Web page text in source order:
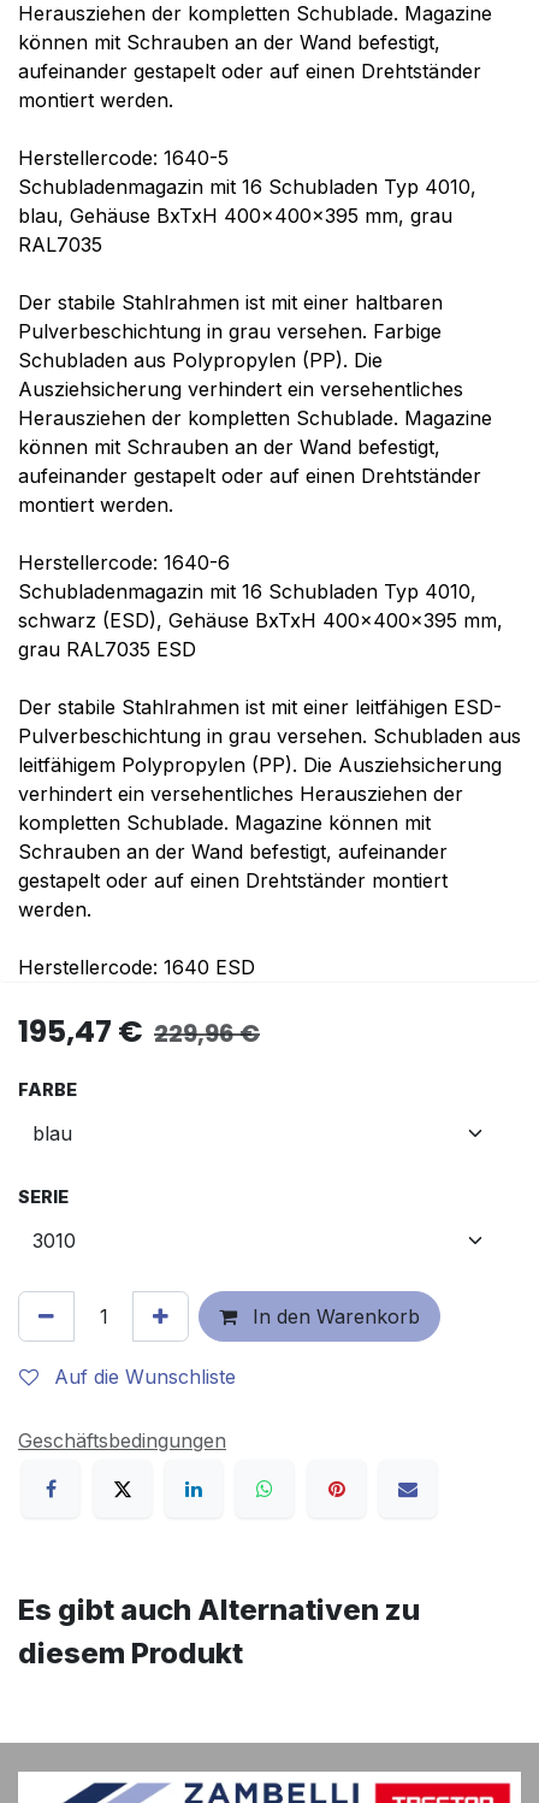
Herausziehen der kompletten Schublade. Magazine
können mit Schrauben an der Wand befestigt,
aufeinander gestapelt oder auf einen Drehtständer
montiert werden.
Herstellercode: 1640-5
Schubladenmagazin mit 16 Schubladen Typ 4010,
blau, Gehäuse BxTxH 400x400x395 mm, grau
RAL7035
Der stabile Stahlrahmen ist mit einer haltbaren
Pulverbeschichtung in grau versehen. Farbige
Schubladen aus Polypropylen (PP). Die
Ausziehsicherung verhindert ein versehentliches
Herausziehen der kompletten Schublade. Magazine
können mit Schrauben an der Wand befestigt,
aufeinander gestapelt oder auf einen Drehtständer
montiert werden.
Herstellercode: 1640-6
Schubladenmagazin mit 16 Schubladen Typ 4010,
schwarz (ESD), Gehäuse BxTxH 400x400x395 mm,
grau RAL7035 ESD
Der stabile Stahlrahmen ist mit einer leitfähigen ESD-
Pulverbeschichtung in grau versehen. Schubladen aus
leitfähigem Polypropylen (PP). Die Ausziehsicherung
verhindert ein versehentliches Herausziehen der
kompletten Schublade. Magazine können mit
Schrauben an der Wand befestigt, aufeinander
gestapelt oder auf einen Drehtständer montiert
werden.
Herstellercode: 1640 ESD
195,47 € 229,96€
FARBE
SERIE
In den Warenkorb
Auf die Wunschliste
Geschäftsbedingungen
Es gibt auch Alternativen zu
diesem Produkt